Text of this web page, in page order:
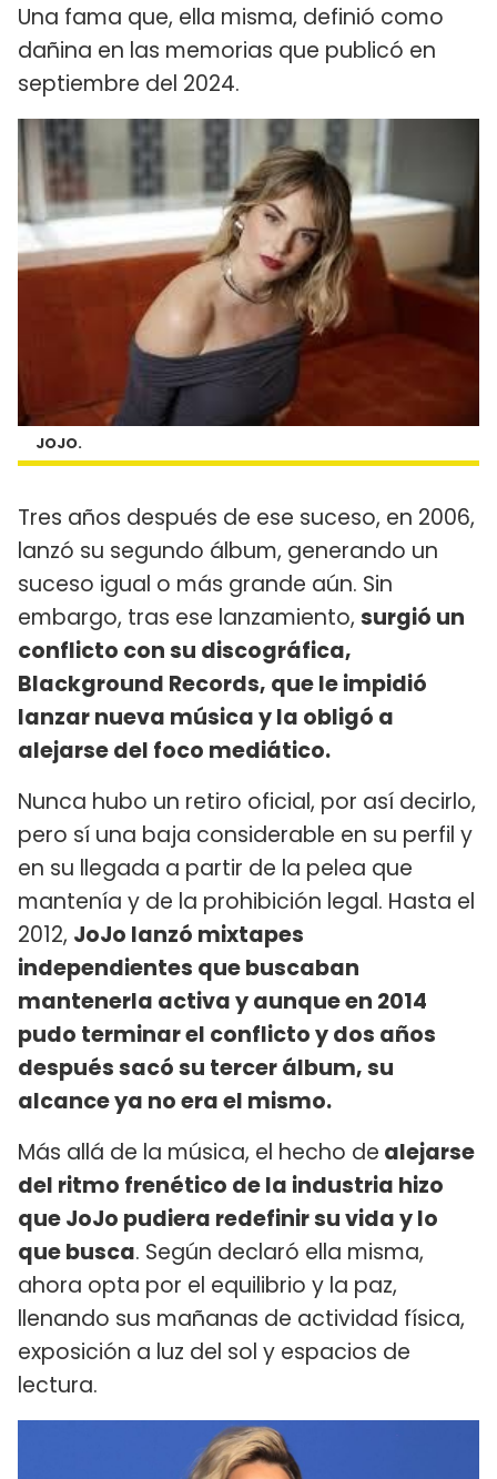
Una fama que, ella misma, definió como
dañina en las memorias que publicó en
septiembre del 2024.
JOJO.
Tres años después de ese suceso, en 2006,
lanzó su segundo álbum, generando un
suceso igual o más grande aún. Sin
embargo, tras ese lanzamiento, surgió un
conflicto con su discográfica,
Blackground Records, que le impidió
lanzar nueva música y la obligó a
alejarse del foco mediático.
Nunca hubo un retiro oficial, por así decirlo,
pero sí una baja considerable en su perfil y
en su llegada a partir de la pelea que
mantenía y de la prohibición legal. Hasta el
2012, JoJo lanzó mixtapes
independientes que buscaban
mantenerla activa y aunque en 2014
pudo terminar el conflicto y dos años
después sacó su tercer álbum, su
alcance ya no era el mismo.
Más allá de la música, el hecho de alejarse
del ritmo frenético de la industria hizo
que JoJo pudiera redefinir su vida y lo
que busca. Según declaró ella misma,
ahora opta por el equilibrio y la paz,
llenando sus mañanas de actividad física,
exposición a luz del sol y espacios de
lectura.